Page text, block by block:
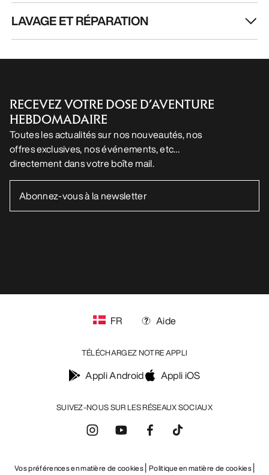
LAVAGE ET RÉPARATION
RECEVEZ VOTRE DOSE D’AVENTURE
HEBDOMADAIRE
Toutes les actualités sur nos nouveautés, nos
offres exclusives, nos événements, etc…
directement dans votre boîte mail.
SUIVEZ-NOUS SUR LES RÉSEAUX SOCIAUX
FR Aide
TÉLÉCHARGEZ NOTRE APPLI
Appli Android Appli iOS
Vos préférences en matière de cookies Politique en matière de cookies